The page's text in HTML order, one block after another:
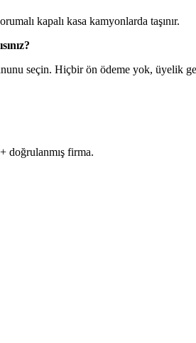
kapalı kasa kamyonlarda taşınır.
seçin. Hiçbir ön ödeme yok, üyelik
doğrulanmış firma.